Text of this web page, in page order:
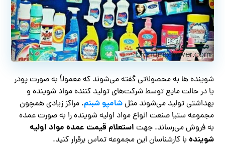
شوینده ها به محصولاتی گفته می‌شوند که معمولاً به صورت پودر
یا در حالت مایع توسط شرکت‌های تولید کننده مواد شوینده و
بهداشتی تولید می‌شوند مثلشامپو شبنم. مراکز زیادی همچون
مجموعه ستیا صنعت انواع مواد اولیه شوینده را به صورت عمده
به فروش می‌رساند. جهت استعلام قیمت عمده مواد اولیه
شوینده با کارشناسان این مجموعه تماس برقرار کنید.